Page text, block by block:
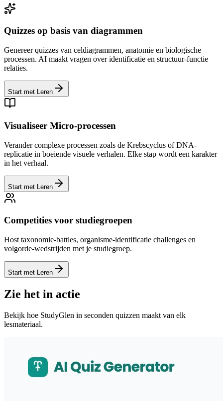
Quizzes op basis van diagrammen
Genereer quizzes van celdiagrammen, anatomie en biologische
processen. AI maakt vragen over identificatie en structuur-functie
relaties.
Start met Leren
Visualiseer Micro-processen
Verander complexe processen zoals de Krebscyclus of DNA-
replicatie in boeiende visuele verhalen. Elke stap wordt een karakter
in het verhaal.
Start met Leren
Competities voor studiegroepen
Host taxonomie-battles, organisme-identificatie challenges en
volgorde-wedstrijden met je studiegroep.
Start met Leren
Zie het in actie
Bekijk hoe StudyGlen in seconden quizzen maakt van elk
lesmateriaal.